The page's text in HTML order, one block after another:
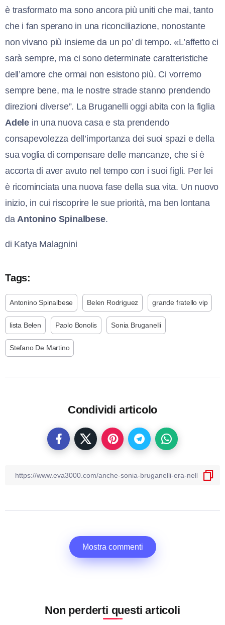
è trasformato ma sono ancora più uniti che mai, tanto
che i fan sperano in una riconciliazione, nonostante
non vivano più insieme da un po’ di tempo. «L’affetto ci
sarà sempre, ma ci sono determinate caratteristiche
dell’amore che ormai non esistono più. Ci vorremo
sempre bene, ma le nostre strade stanno prendendo
direzioni diverse”. La Bruganelli oggi abita con la figlia
Adele in una nuova casa e sta prendendo
consapevolezza dell’importanza dei suoi spazi e della
sua voglia di compensare delle mancanze, che si è
accorta di aver avuto nel tempo con i suoi figli. Per lei
è ricominciata una nuova fase della sua vita. Un nuovo
inizio, in cui riscoprire le sue priorità, ma ben lontana
da Antonino Spinalbese.
di Katya Malagnini
Tags:
Antonino Spinalbese Belen Rodriguez grande fratello vip
lista Belen Paolo Bonolis Sonia Bruganelli
Stefano De Martino
Condividi articolo
Mostra commenti
Non perderti questi articoli